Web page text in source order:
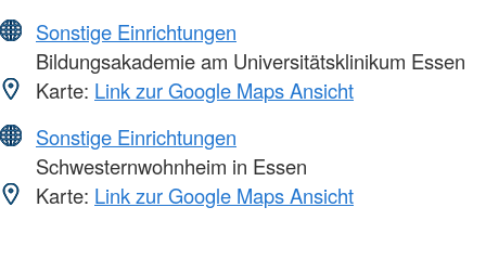
Sonstige Einrichtungen
Bildungsakademie am Universitätsklinikum Essen
Karte: Link zur Google Maps Ansicht
Sonstige Einrichtungen
Schwesternwohnheim in Essen
Karte: Link zur Google Maps Ansicht